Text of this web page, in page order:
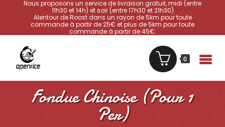
Nous proposons un service de livraison gratuit, midi (entre
11h30 et 14h) et soir (entre 17h30 et 21h30)
Alentour de Roost dans un rayon de 5km pour toute
commande à partir de 25€ et plus de 5km pour toute
commande à partir de 45€.
0
Fondue Chinoise (pour 1
Per)